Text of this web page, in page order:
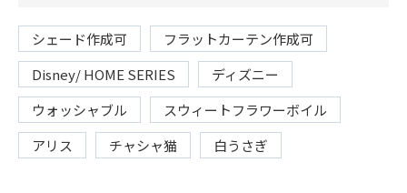
シェード作成可
フラットカーテン作成可
Disney/ HOME SERIES
ディズニー
ウォッシャブル
スウィートフラワーボイル
アリス
チャシャ猫 白うさぎ